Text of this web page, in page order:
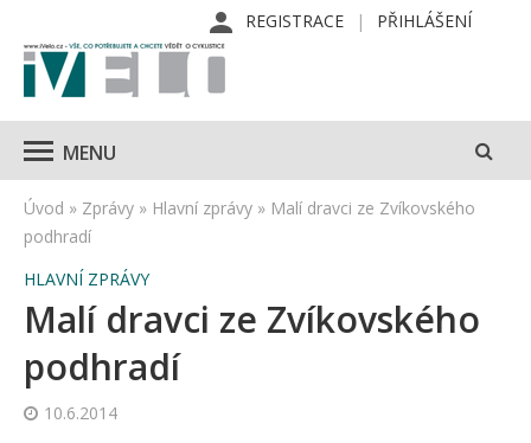
REGISTRACE PŘIHLÁŠENÍ
MENU
Úvod » Zprávy » Hlavní zprávy » Malí dravci ze Zvíkovského
podhradí
HLAVNÍ ZPRÁVY
Malí dravci ze Zvíkovského
podhradí
10.6.2014